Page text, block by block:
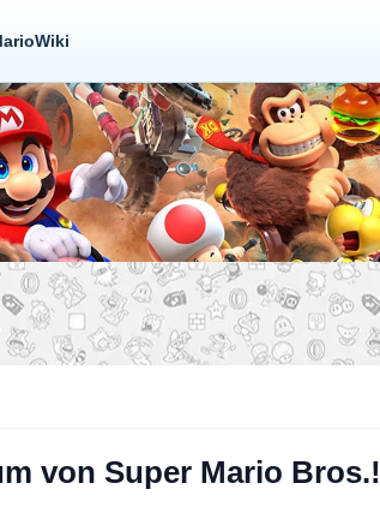
von Super Mario Bros.!